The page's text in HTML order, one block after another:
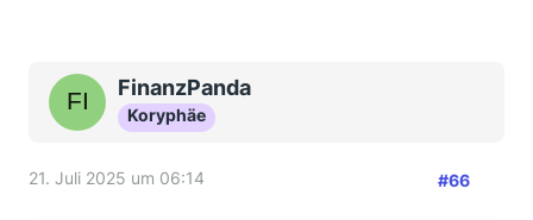
FinanzPanda
Koryphäe
21. Juli 2025 um 06:14 #66